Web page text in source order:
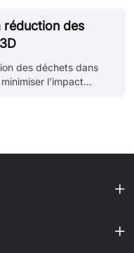
réduction des
des déchets dans
l’impact
pratiques de